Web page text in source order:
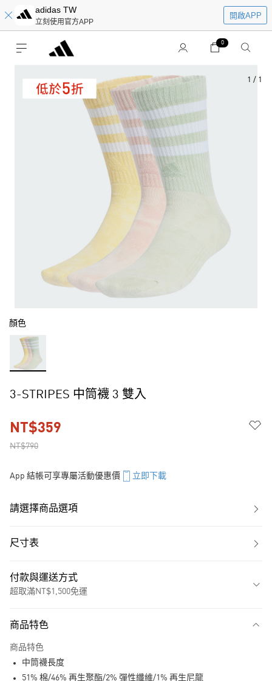
adidas TW
立刻使用官方APP
開啟APP
0
1 / 1
顏色
3-STRIPES 中筒襪 3 雙入
NT$790
NT$359
App 結帳可享專屬活動優惠價 立即下載
請選擇商品選項
尺寸表
付款與運送方式
超取滿NT$1,500免運
LINE Pay
商品特色
商品特色
中筒襪長度
51% 棉/46% 再生聚酯/2% 彈性纖維/1% 再生尼龍